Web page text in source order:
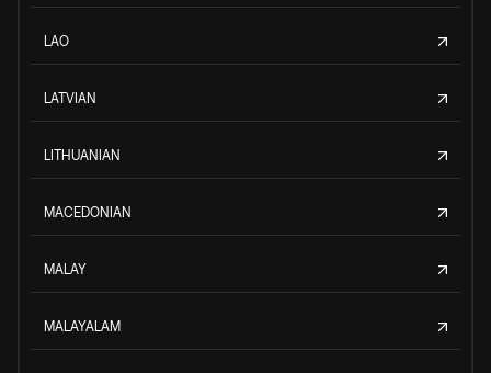
LAO
LATVIAN
LITHUANIAN
MACEDONIAN
MALAY
MALAYALAM